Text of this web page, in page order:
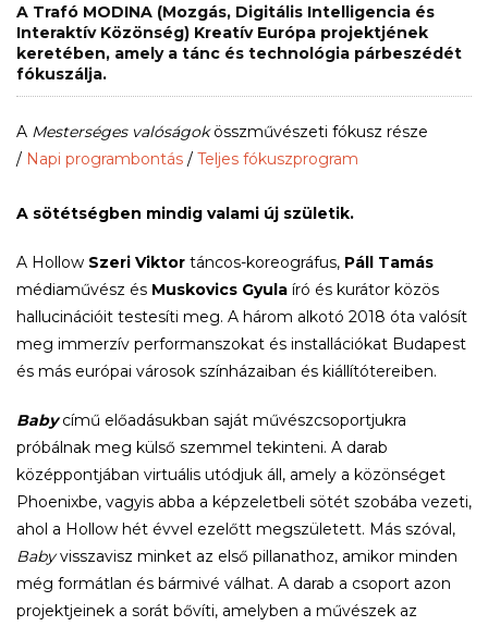
A Trafó MODINA (Mozgás, Digitális Intelligencia és
Interaktív Közönség) Kreatív Európa projektjének
keretében, amely a tánc és technológia párbeszédét
fókuszálja.
A Mesterséges valóságokösszművészeti fókusz része
/ Napi programbontás / Teljes fókuszprogram
A sötétségben mindig valami új születik.
A Hollow Szeri Viktor táncos-koreográfus, Páll Tamás
médiaművész és Muskovics Gyula író és kurátor közös
hallucinációit testesíti meg. A három alkotó 2018 óta valósít
meg immerzív performanszokat és installációkat Budapest
és más európai városok színházaiban és kiállítótereiben.
Babycímű előadásukban saját művészcsoportjukra
próbálnak meg külső szemmel tekinteni. A darab
középpontjában virtuális utódjuk áll, amely a közönséget
Phoenixbe, vagyis abba a képzeletbeli sötét szobába vezeti,
ahol a Hollow hét évvel ezelőtt megszületett. Más szóval,
Babyvisszavisz minket az első pillanathoz, amikor minden
még formátlan és bármivé válhat. A darab a csoport azon
projektjeinek a sorát bővíti, amelyben a művészek az